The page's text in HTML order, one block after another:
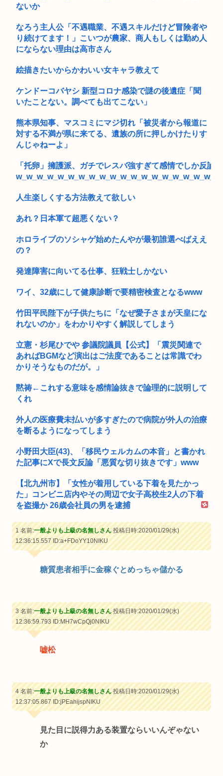
【画像】元ジャンポケ・斉藤慎二被告の妻・瀬戸サオリがイン
スタ更新...
コすぎ...
【画像】田村保乃のパイもなかなか大きい！【ほのす】【櫻坂
46】
ないか
なろう主人公「不遇職業、不遇スキルだけど冒険者や
り続けてます！」こいつが農家、商人もしくは勤め人
にならない理由は高市さん
絵描きたいからかわいい女キャラ教えて
ケンドーコバヤシ 新型コロナ感染で謎の後遺症「聞
いたことない。調べても出てこない」
熊本県知事、マスコミにマジ切れ「被災者から報道に
対する不満が県に来てる、遺族の所に押しかけたりす
んじゃねーよ」
「托卵」擁護派、ガチでレスバ強すぎて感情でしか反論
人生楽しくする方法教えて欲しい
あれ？日本軍て超悪くない？
ホロライブのソシャゲ始めたんやが最初誰選べばええ
の？
発達障害に向いてる仕事、狂戦士しかない
ワイ、32歳にして健康診断で要精密検査となるwww
竹田平民陛下が子供たちに「なぜ愛子さまが天皇にな
れないのか」をわかりやすく解説してしまう
立憲・杉尾ひでや 参議院議員【公式】「震災関連で
あればBGMなど演出はご法度であることは常識でわ
かりそうなものだが。」
黙祷←これする意味を感情論抜きで論理的に説明して
くれ
外人の医療費未払いが多すぎたので病院が外人の治療
を断るようになってしまう
小野田大臣(43)、「移民ウェルカムの本音」と書かれ
た記事にXで長文反論「悪質な切り抜きです」www
【北九州市】「女性が着用している下着を見たかっ
た」コンビニ店内やその周辺で女子高校生2人の下着
を盗撮か 26歳会社員の男を逮捕
1 名前:一般よりも上級の名無しさん投稿日時:2020/01/29(水)
12:36:15.557ID:a+FDoYY10NIKU
糖質患者相手に金稼ぐとめっちゃ儲かる
3 名前:一般よりも上級の名無しさん投稿日時:2020/01/29(水)
12:36:59.793ID:MH7wCpQj0NIKU
嘘松
4 名前:一般よりも上級の名無しさん投稿日時:2020/01/29(水)
12:37:05.867ID:jPEahijspNIKU
見た目に説得力ある装置ならいいんぞゃない
か